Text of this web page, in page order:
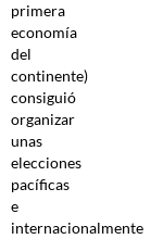
primera
economía
del
continente)
consiguió
organizar
unas
elecciones
pacíficas
e
internacionalmente